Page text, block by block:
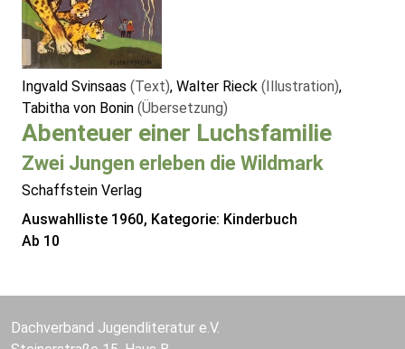
Ingvald Svinsaas (Text), Walter Rieck (Illustration),
Tabitha von Bonin (Übersetzung)
Abenteuer einer Luchsfamilie
Zwei Jungen erleben die Wildmark
Schaffstein Verlag
Auswahlliste 1960, Kategorie: Kinderbuch
Ab 10
Dachverband Jugendliteratur e.V.